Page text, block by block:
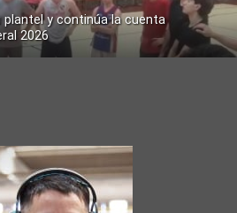
y continúa la cuenta
2026